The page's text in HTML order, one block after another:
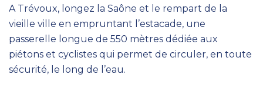
A Trévoux, longez la Saône et le rempart de la
vieille ville en empruntant l’estacade, une
passerelle longue de 550 mètres dédiée aux
piétons et cyclistes qui permet de circuler, en toute
sécurité, le long de l’eau.